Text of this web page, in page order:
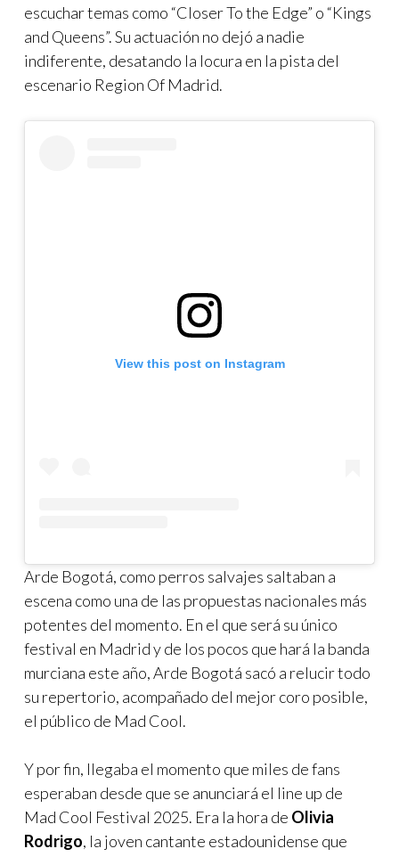
escuchar temas como “Closer To the Edge” o “Kings
and Queens”. Su actuación no dejó a nadie
indiferente, desatando la locura en la pista del
escenario Region Of Madrid.
View this post on Instagram
Arde Bogotá, como perros salvajes saltaban a
escena como una de las propuestas nacionales más
potentes del momento. En el que será su único
festival en Madrid y de los pocos que hará la banda
murciana este año, Arde Bogotá sacó a relucir todo
su repertorio, acompañado del mejor coro posible,
el público de Mad Cool.
Y por fin, llegaba el momento que miles de fans
esperaban desde que se anunciará el line up de
Mad Cool Festival 2025. Era la hora de Olivia
Rodrigo, la joven cantante estadounidense que